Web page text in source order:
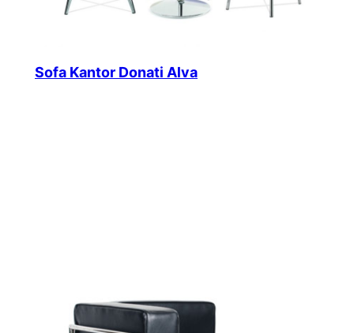
Sofa Kantor Donati Alva